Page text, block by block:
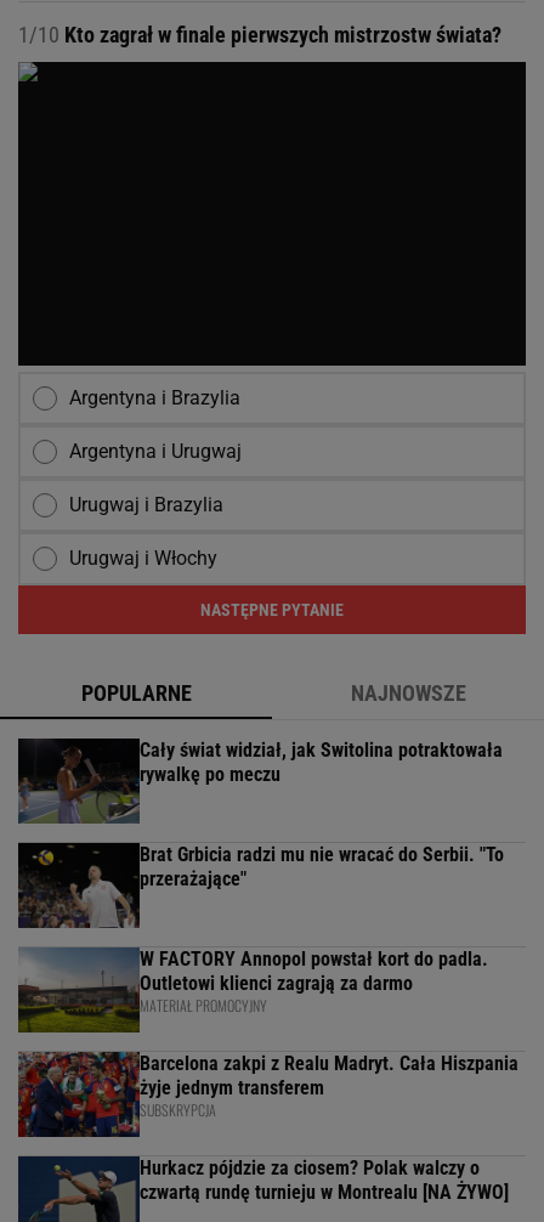
1/10 Kto zagrał w finale pierwszych mistrzostw świata?
Argentyna i Brazylia
Argentyna i Urugwaj
Urugwaj i Brazylia
Urugwaj i Włochy
NASTĘPNE PYTANIE
POPULARNE NAJNOWSZE
Cały świat widział, jak Switolina potraktowała
rywalkę po meczu
Brat Grbicia radzi mu nie wracać do Serbii. "To
przerażające"
W FACTORY Annopol powstał kort do padla.
Outletowi klienci zagrają za darmo
MATERIAŁ PROMOCYJNY
Barcelona zakpi z Realu Madryt. Cała Hiszpania
żyje jednym transferem
SUBSKRYPCJA
Hurkacz pójdzie za ciosem? Polak walczy o
czwartą rundę turnieju w Montrealu [NA ŻYWO]